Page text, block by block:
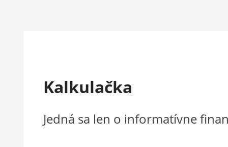
Kalkulačka
Jedná sa len o informatívne